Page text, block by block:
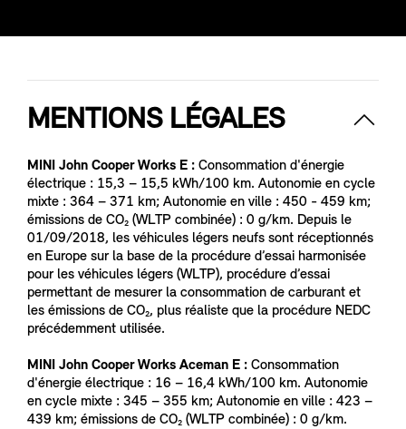
MENTIONS LÉGALES
MINI John Cooper Works E : Consommation d'énergie
électrique : 15,3 – 15,5 kWh/100 km. Autonomie en cycle
mixte : 364 – 371 km; Autonomie en ville : 450 - 459 km;
émissions de CO₂ (WLTP combinée) : 0 g/km. Depuis le
01/09/2018, les véhicules légers neufs sont réceptionnés
en Europe sur la base de la procédure d’essai harmonisée
pour les véhicules légers (WLTP), procédure d’essai
permettant de mesurer la consommation de carburant et
les émissions de CO₂, plus réaliste que la procédure NEDC
précédemment utilisée.
MINI John Cooper Works Aceman E : Consommation
d'énergie électrique : 16 – 16,4 kWh/100 km. Autonomie
en cycle mixte : 345 – 355 km; Autonomie en ville : 423 –
439 km; émissions de CO₂ (WLTP combinée) : 0 g/km.